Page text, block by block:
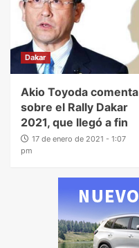
Dakar
Akio Toyoda comenta
sobre el Rally Dakar
2021, que llegó a fin
17 de enero de 2021 - 1:07
pm